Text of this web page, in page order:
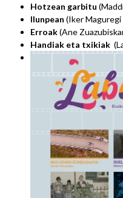
Hotzean garbitu
Ilunpean (Iker
Erroak(Ane
Handiak eta txikiak